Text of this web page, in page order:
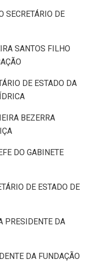
SECRETÁRIO DE
SANTOS FILHO
DE ESTADO DA
BEZERRA
DO GABINETE
DE ESTADO DE
PRESIDENTE DA
DA FUNDAÇÃO